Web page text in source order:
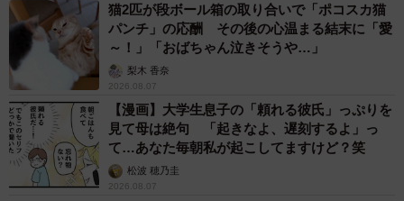
ょっとくたびれてますが大丈夫です。頑張ったね、がんば
ったね（涙）。みんな一生懸命お乳吸ってます。私はちょ
っと寝ます」
＜黒猫クロさんのXの投稿より抜粋＞
猫2匹が段ボール箱の取り合いで「ポコスカ猫
パンチ」の応酬 その後の心温まる結末に「愛
～！」「おばちゃん泣きそうや…」
梨木 香奈
2026.08.07
【漫画】大学生息子の「頼れる彼氏」っぷりを
見て母は絶句 「起きなよ、遅刻するよ」っ
て…あなた毎朝私が起こしてますけど？笑
松波 穂乃圭
2026.08.07